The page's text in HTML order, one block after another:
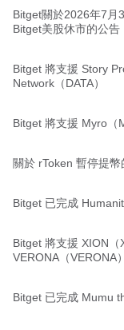
Bitget關於2026年7月
Bitget美股休市的公告
Bitget 將支援 Story
Network（DATA）
Bitget 將支援 Myro（
關於 rToken 暫停提幣
Bitget 已完成
Bitget 將支援 XION
VERONA（VERONA）
Bitget 已完成 Mumu